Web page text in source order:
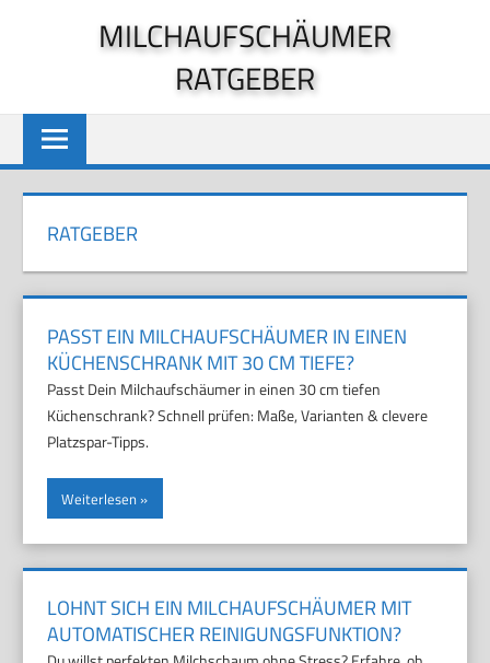
MILCHAUFSCHÄUMER
RATGEBER
RATGEBER
PASST EIN MILCHAUFSCHÄUMER IN EINEN
KÜCHENSCHRANK MIT 30 CM TIEFE?
Passt Dein Milchaufschäumer in einen 30 cm tiefen
Küchenschrank? Schnell prüfen: Maße, Varianten & clevere
Platzspar-Tipps.
Weiterlesen
LOHNT SICH EIN MILCHAUFSCHÄUMER MIT
AUTOMATISCHER REINIGUNGSFUNKTION?